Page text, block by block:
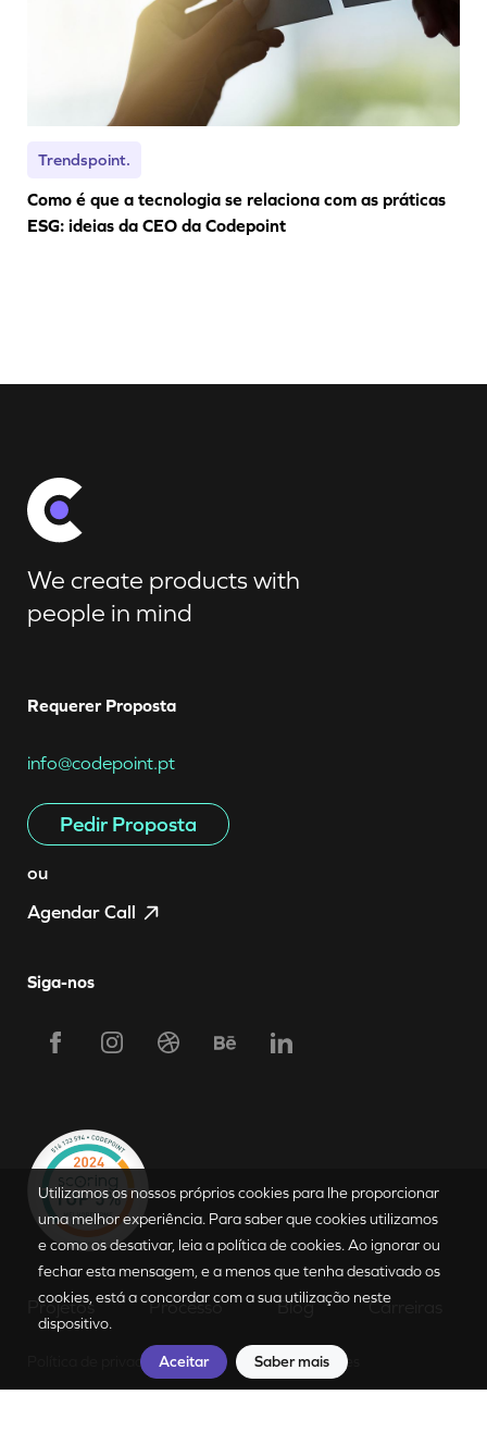
Requerer Proposta
PT EN
Trendspoint.
Como é que a tecnologia se relaciona com as práticas
ESG: ideias da CEO da Codepoint
We create products with
people in mind
Requerer Proposta
info@codepoint.pt
Pedir Proposta
ou
Agendar Call
Siga-nos
Projetos Processo Blog Carreiras
Política de privacidade
Política de cookies
Utilizamos os nossos próprios cookies para lhe proporcionar
uma melhor experiência. Para saber que cookies utilizamos
e como os desativar, leia a política de cookies. Ao ignorar ou
fechar esta mensagem, e a menos que tenha desativado os
cookies, está a concordar com a sua utilização neste
dispositivo.
Aceitar Saber mais